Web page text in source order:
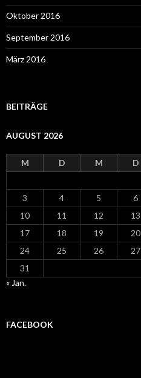
Oktober 2016
September 2016
März 2016
BEITRÄGE
AUGUST 2026
M D M D
3
4 5 6
10
11 12 13
17
18 19 20
24
25 26 27
31
« Jan.
FACEBOOK